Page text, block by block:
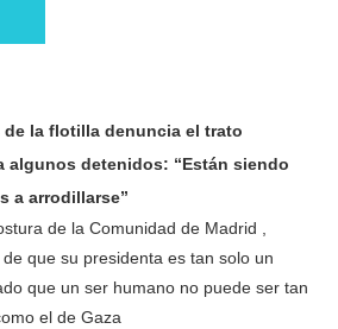
de la flotilla denuncia el trato
algunos detenidos: “Están siendo
a arrodillarse”
de la Comunidad de Madrid ,
que su presidenta es tan solo un
que un ser humano no puede ser tan
el de Gaza